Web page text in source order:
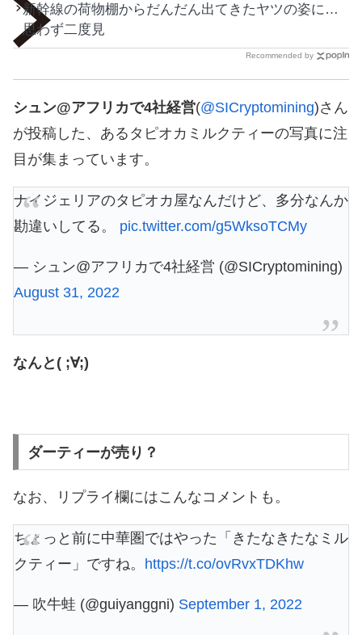
新幹線の荷物棚からだんだん出てきたヤツの姿に…
思わず二度見
Recommended by
シュン@アフリカで4社経営(@SICryptomining)さん
が投稿した、あるタピオカミルクティーの写真に注
目が集まっています。
ナイジェリアのタピオカ屋なんだけど、多分なんか
勘違いしてる。 pic.twitter.com/g5WksoTCMy
— シュン@アフリカで4社経営 (@SICryptomining)
August 31, 2022
なんと( ;∀;)
ダーティーが売り？
なお、リプライ欄にはこんなコメントも。
ちょっと前に中華圏ではやった「きたなきたなミル
クティー」ですね。 https://t.co/ovRvxTDKhw
— 吹牛蛙 (@guiyanggni) September 1, 2022